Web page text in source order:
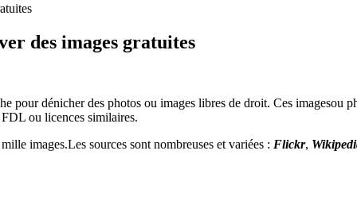
des images gratuites
pour dénicher des photos ou images libres de droit. Ces imagesou
ou licences similaires.
images.Les sources sont nombreuses et variées : Flickr,